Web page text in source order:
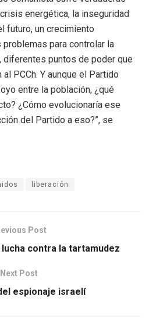
energética, la inseguridad
futuro, un crecimiento
para controlar la
diferentes puntos de poder que
PCCh. Y aunque el Partido
entre la población, ¿qué
¿Cómo evolucionaría ese
del Partido a eso?”, se
liberación
Post
contra la tartamudez
Next Post
espionaje israelí